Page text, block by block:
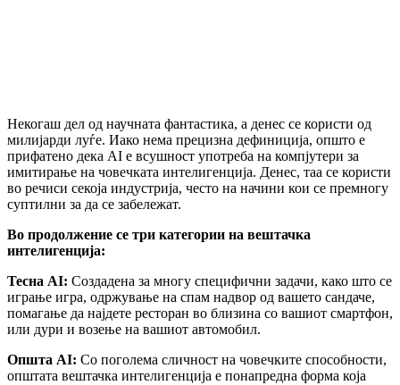
Некогаш дел од научната фантастика, а денес се користи од
милијарди луѓе. Иако нема прецизна дефиниција, општо е
прифатено дека AI е всушност употреба на компјутери за
имитирање на човечката интелигенција. Денес, таа се користи
во речиси секоја индустрија, често на начини кои се премногу
суптилни за да се забележат.
Во продолжение се три категории на вештачка
интелигенција:
Тесна AI: Создадена за многу специфични задачи, како што се
играње игра, одржување на спам надвор од вашето сандаче,
помагање да најдете ресторан во близина со вашиот смартфон,
или дури и возење на вашиот автомобил.
Општа AI: Со поголема сличност на човечките способности,
општата вештачка интелигенција е понапредна форма која